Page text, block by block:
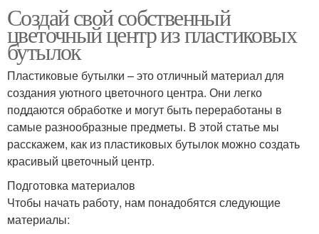
Создай свой собственный
цветочный центр из пластиковых
бутылок
Пластиковые бутылки – это отличный материал для
создания уютного цветочного центра. Они легко
поддаются обработке и могут быть переработаны в
самые разнообразные предметы. В этой статье мы
расскажем, как из пластиковых бутылок можно создать
красивый цветочный центр.
Подготовка материалов
Чтобы начать работу, нам понадобятся следующие
материалы: